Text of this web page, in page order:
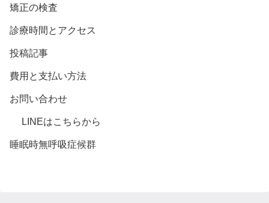
矯正の検査
診療時間とアクセス
投稿記事
費用と支払い方法
お問い合わせ
LINEはこちらから
睡眠時無呼吸症候群